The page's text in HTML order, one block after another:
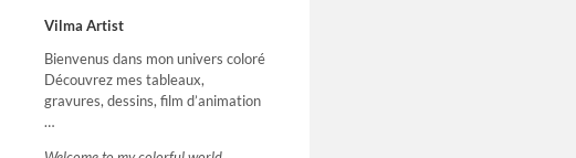
Vilma Artist
Bienvenus dans mon univers coloré
Découvrez mes tableaux,
gravures, dessins, film d’animation
…